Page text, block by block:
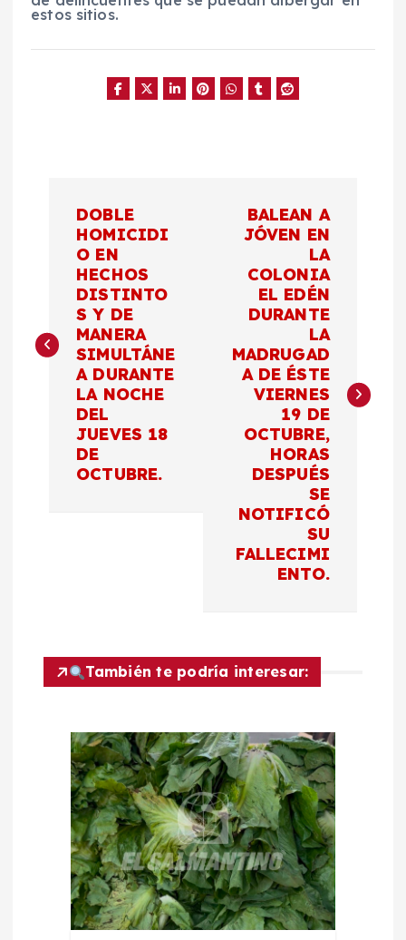
estos sitios.
e
e
DOBLE
HOMICIDI
O EN
HECHOS
DISTINTO
S Y DE
MANERA
SIMULTÁNE
A DURANTE
LA NOCHE
DEL
JUEVES 18
DE
OCTUBRE.
BALEAN A
JÓVEN EN
LA
COLONIA
EL EDÉN
DURANTE
LA
MADRUGAD
A DE ÉSTE
VIERNES
19 DE
OCTUBRE,
HORAS
DESPUÉS
SE
NOTIFICÓ
SU
FALLECIMI
ENTO.
También te podría interesar: